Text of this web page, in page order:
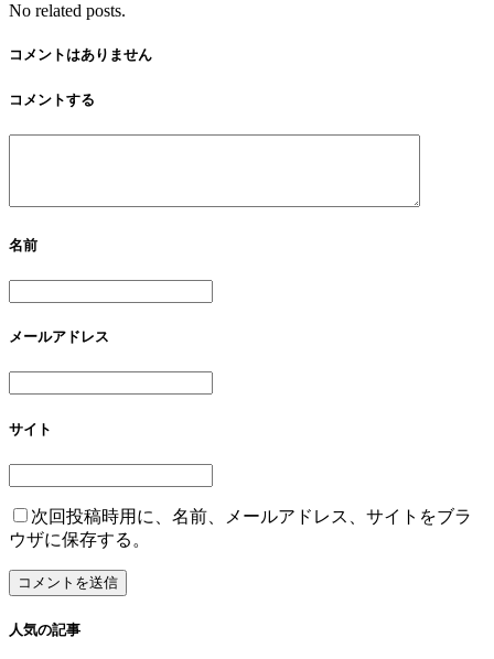
No related posts.
コメントはありません
コメントする
名前
メールアドレス
サイト
次回投稿時用に、名前、メールアドレス、サイトをブラ
ウザに保存する。
人気の記事